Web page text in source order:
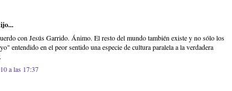
con Jesús Garrido. Ánimo. El resto del mundo también existe y no sólo los
entendido en el peor sentido una especie de cultura paralela a la verdadera
a las 17:37